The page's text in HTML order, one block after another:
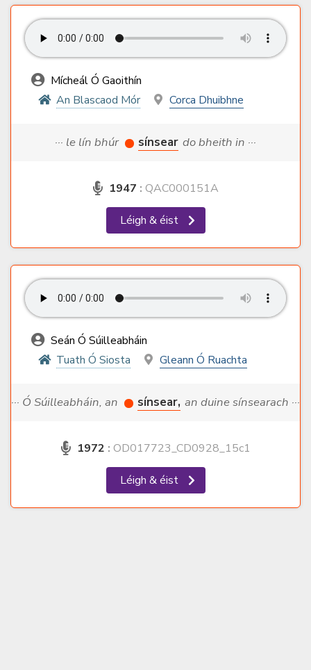
Mícheál Ó Gaoithín
An Blascaod Mór
Corca Dhuibhne
··· le lín bhúr sínsear do bheith in ···
1947 : QAC000151A
Léigh & éist
Seán Ó Súilleabháin
Tuath Ó Siosta
Gleann Ó Ruachta
··· Ó Súilleabháin, an sínsear, an duine sínsearach ···
1972 : OD017723_CD0928_15c1
Léigh & éist